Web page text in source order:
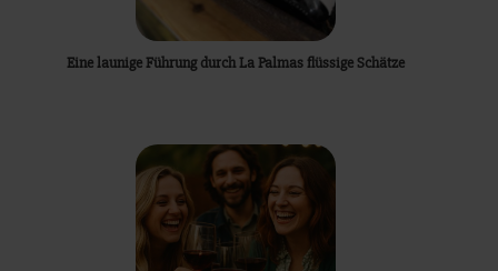
Eine launige Führung durch La Palmas flüssige Schätze